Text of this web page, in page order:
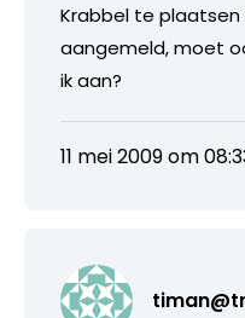
Krabbel te
aangemeld, moet
ik aan?
11 mei 2009 om